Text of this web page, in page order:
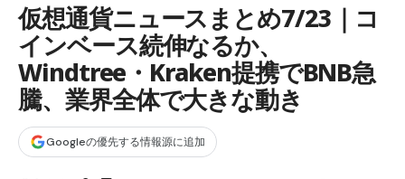
仮想通貨ニュースまとめ7/23｜コ
インベース続伸なるか、
Windtree・Kraken提携でBNB急
騰、業界全体で大きな動き
Googleの優先する情報源に追加